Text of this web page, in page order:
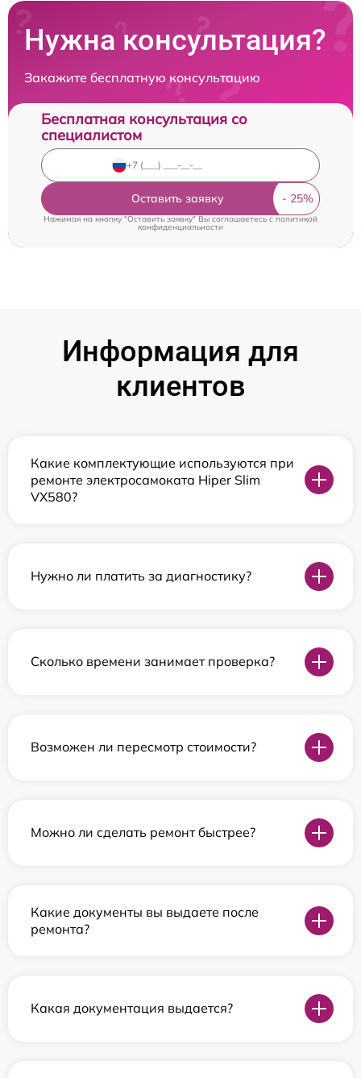
Нужна консультация?
Закажите бесплатную консультацию
Бесплатная консультация со
специалистом
Оставить заявку
Нажимая на кнопку "Оставить заявку" Вы соглашаетесь cполитикой
конфиденциальности
Информация для
клиентов
Какие комплектующие используются при
ремонте электросамоката Hiper Slim
VX580?
Нужно ли платить за диагностику?
Сколько времени занимает проверка?
Возможен ли пересмотр стоимости?
Можно ли сделать ремонт быстрее?
Какие документы вы выдаете после
ремонта?
Какая документация выдается?